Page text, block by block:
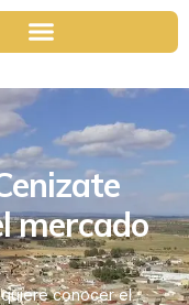
mercado
conocer el